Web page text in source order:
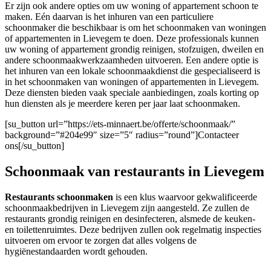
Er zijn ook andere opties om uw woning of appartement schoon te
maken. Eén daarvan is het inhuren van een particuliere
schoonmaker die beschikbaar is om het schoonmaken van woningen
of appartementen in Lievegem te doen. Deze professionals kunnen
uw woning of appartement grondig reinigen, stofzuigen, dweilen en
andere schoonmaakwerkzaamheden uitvoeren. Een andere optie is
het inhuren van een lokale schoonmaakdienst die gespecialiseerd is
in het schoonmaken van woningen of appartementen in Lievegem.
Deze diensten bieden vaak speciale aanbiedingen, zoals korting op
hun diensten als je meerdere keren per jaar laat schoonmaken.
[su_button url=”https://ets-minnaert.be/offerte/schoonmaak/”
background=”#204e99″ size=”5″ radius=”round”]Contacteer
ons[/su_button]
Schoonmaak van restaurants in Lievegem
Restaurants schoonmaken is een klus waarvoor gekwalificeerde
schoonmaakbedrijven in Lievegem zijn aangesteld. Ze zullen de
restaurants grondig reinigen en desinfecteren, alsmede de keuken-
en toilettenruimtes. Deze bedrijven zullen ook regelmatig inspecties
uitvoeren om ervoor te zorgen dat alles volgens de
hygiënestandaarden wordt gehouden.